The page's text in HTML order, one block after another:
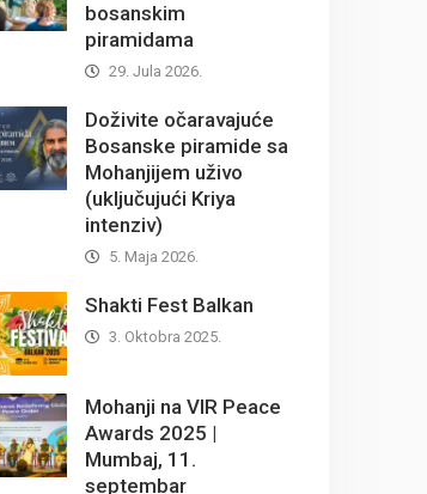
bosanskim
piramidama
29. Jula 2026.
Doživite očaravajuće
Bosanske piramide sa
Mohanjijem uživo
(uključujući Kriya
intenziv)
5. Maja 2026.
Shakti Fest Balkan
3. Oktobra 2025.
Mohanji na VIR Peace
Awards 2025 |
Mumbaj, 11.
septembar